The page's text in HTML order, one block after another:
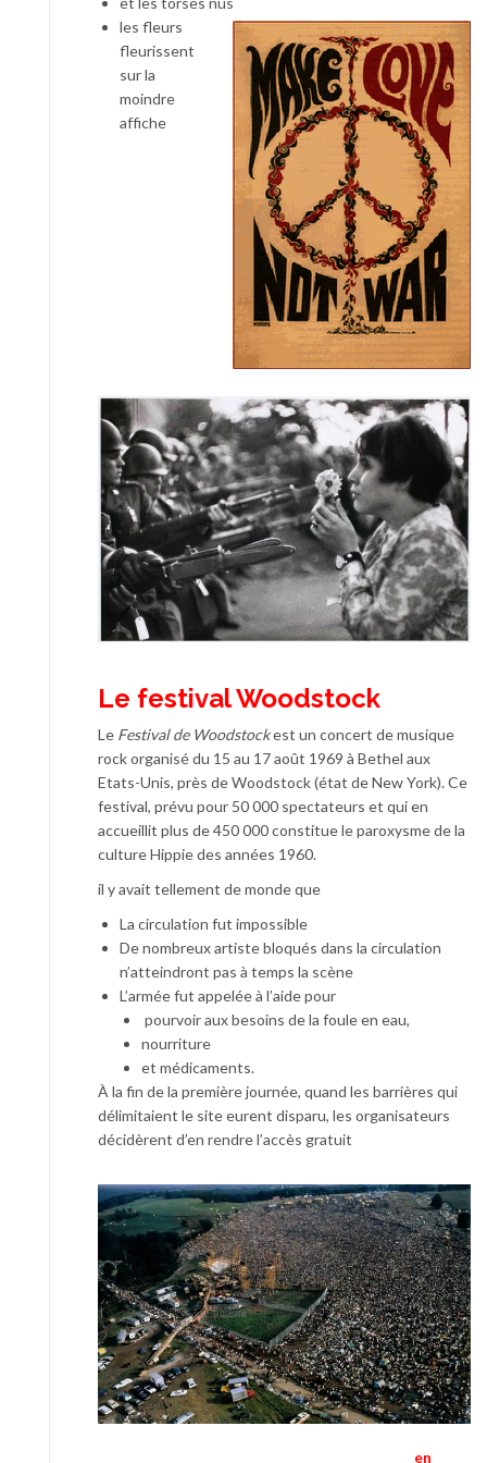
les fleurs
fleurissent
sur la
moindre
affiche
Le festival Woodstock
Le Festival de Woodstockest un concert de musique
rock organisé du 15 au 17 août 1969 à Bethel aux
Etats-Unis, près de Woodstock (état de New York). Ce
festival, prévu pour 50 000 spectateurs et qui en
accueillit plus de 450 000 constitue le paroxysme de la
culture Hippie des années 1960.
il y avait tellement de monde que
La circulation fut impossible
De nombreux artiste bloqués dans la circulation
n’atteindront pas à temps la scène
L’armée fut appelée à l’aide pour
pourvoir aux besoins de la foule en eau,
nourriture
et médicaments.
À la fin de la première journée, quand les barrières qui
délimitaient le site eurent disparu, les organisateurs
décidèrent d’en rendre l’accès gratuit
en